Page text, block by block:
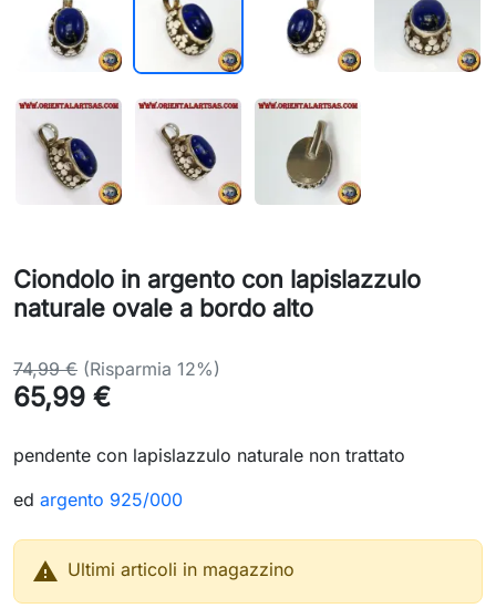
Ciondolo in argento con lapislazzulo
naturale ovale a bordo alto
74,99 € (Risparmia 12%)
65,99 €
pendente con lapislazzulo naturale non trattato
ed argento 925/000
 Ultimi articoli in magazzino